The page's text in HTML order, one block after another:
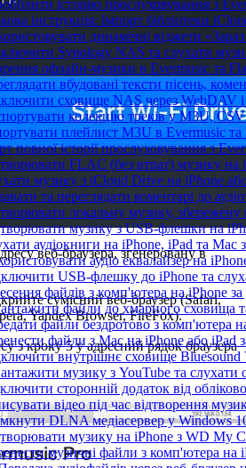
історію прослуховування з
інструкція: Імпорт бібліотеки
динамічні віджети
Synology NAS та слухати
офлайн-музики в Evermusic та
вбудовані тексти пісень,
сховище NAS через WebDAV
колекцію треків у M3U,
плейлист M3U в Evermusic та
повної історії прослуховування з
FLAC (без втрат) музику на
музику з iCloud Drive на iPhone
та переглядати коментарі до
локальну музику, збережену
музику з USB-флешки на
аудіокниги на iPhone, iPad та
аудіо еквалайзер на
USB-флешку до iPhone та
файлів з комп'ютера на iPhone
файли до хмарного сховища
файли бездротово з комп'ютера
файли з Mac на iPhone або iPad
внутрішнє сховище
музику з YouTube та
сторонній додаток від
відео під час відтворення
DLNA медіасервер у Windows
музику на iPhone з WD My
музичні файли з комп'ютера
веб-браузера, згенеровану в
сумісний веб-браузер (Safari,
Yandex Browser, FireFox).
з кроку 5 у адресний рядок браузера